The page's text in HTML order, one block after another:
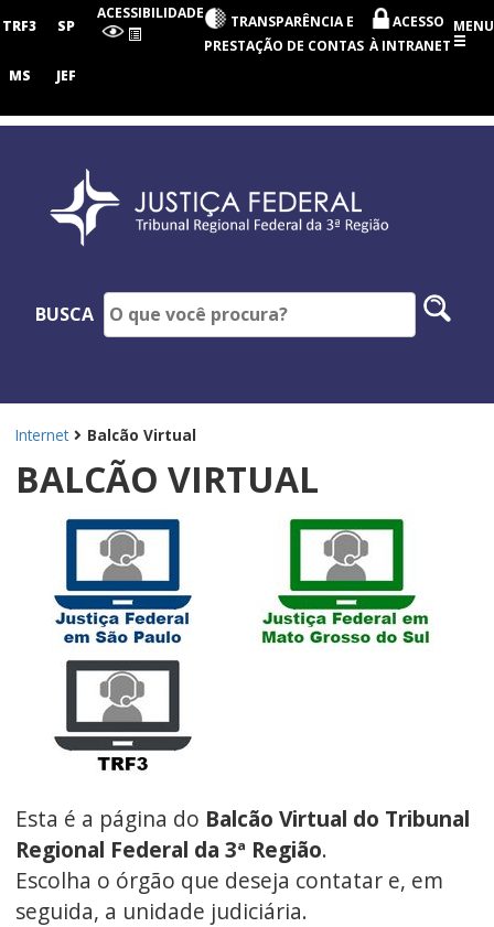
Regional
3ª
TRF3 SP
MS JEF
ACESSIBILIDADE
TRANSPARÊNCIA E
PRESTAÇÃO DE CONTAS
ACESSO
À INTRANET
MENU
BUSCA
Internet Balcão Virtual
BALCÃO VIRTUAL
Esta é a página do Balcão Virtual do Tribunal
Regional Federal da 3ª Região.
Escolha o órgão que deseja contatar e, em
seguida, a unidade judiciária.